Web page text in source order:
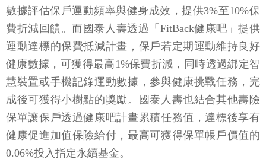
數據評估保戶運動頻率與健身成效，提供3%至10%保
費折減回饋。而國泰人壽透過「FitBack健康吧」提供
運動達標的保費抵減計畫，保戶若定期運動維持良好
健康數據，可獲得最高1%保費折減，同時透過綁定智
慧裝置或手機記錄運動數據，參與健康挑戰任務，完
成後可獲得小樹點的獎勵。國泰人壽也結合其他壽險
保單讓保戶透過健康吧計畫累積任務值，達標後享有
健康促進加值保險給付，最高可獲得保單帳戶價值的
0.06%投入指定永續基金。